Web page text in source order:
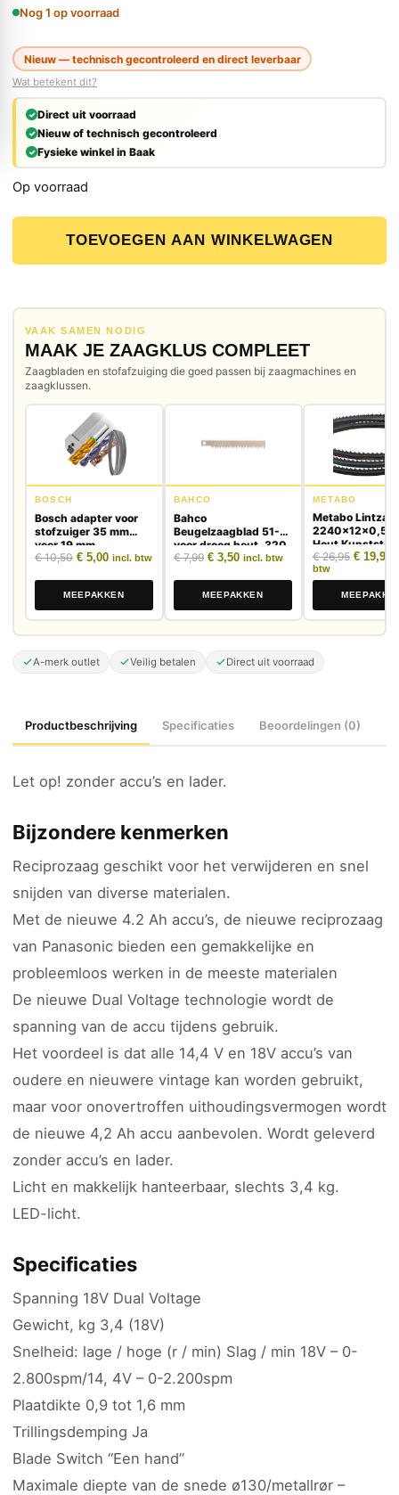
Nog 1 op voorraad
Nieuw — technisch gecontroleerd en direct leverbaar
Wat betekent dit?
Direct uit voorraad
Nieuw of technisch gecontroleerd
Fysieke winkel in Baak
Op voorraad
Panasonic EY45A1XT 18V-14,4V Li-ion Accu
TOEVOEGEN AAN WINKELWAGEN
VAAK SAMEN NODIG
MAAK JE ZAAGKLUS COMPLEET
Zaagbladen en stofafzuiging die goed passen bij zaagmachines en
zaagklussen.
BOSCH
Bosch adapter voor
stofzuiger 35 mm
voor 19 mm
slangaansluiting
€10,50 Oorspronkelijke prijs was: € 10,50.
€ 5,00Huidige prijs is: € 5,00.
incl. btw
MEEPAKKEN
BAHCO
Bahco
Beugelzaagblad 51-12
voor droog hout, 320
mm
€7,99 Oorspronkelijke prijs was: € 7,99.
€ 3,50Huidige prijs is: € 3,50.
incl. btw
MEEPAKKEN
METABO
Metabo
2240x12x0,5
Hout Kunststof
€26,95 € 19,95
btw
A-merk outlet Veilig betalen Direct uit voorraad
Productbeschrijving Specificaties Beoordelingen (0)
Let op! zonder accu’s en lader.
Bijzondere kenmerken
Reciprozaag geschikt voor het verwijderen en snel
snijden van diverse materialen.
Met de nieuwe 4.2 Ah accu’s, de nieuwe reciprozaag
van Panasonic bieden een gemakkelijke en
probleemloos werken in de meeste materialen
De nieuwe Dual Voltage technologie wordt de
spanning van de accu tijdens gebruik.
Het voordeel is dat alle 14,4 V en 18V accu’s van
oudere en nieuwere vintage kan worden gebruikt,
maar voor onovertroffen uithoudingsvermogen wordt
de nieuwe 4,2 Ah accu aanbevolen. Wordt geleverd
zonder accu’s en lader.
Licht en makkelijk hanteerbaar, slechts 3,4 kg.
LED-licht.
Specificaties
Spanning 18V Dual Voltage
Gewicht, kg 3,4 (18V)
Snelheid: lage / hoge (r / min) Slag / min 18V – 0-
2.800spm/14, 4V – 0-2.200spm
Plaatdikte 0,9 tot 1,6 mm
Trillingsdemping Ja
Blade Switch “Een hand”
Maximale diepte van de snede ø130/metallrør –